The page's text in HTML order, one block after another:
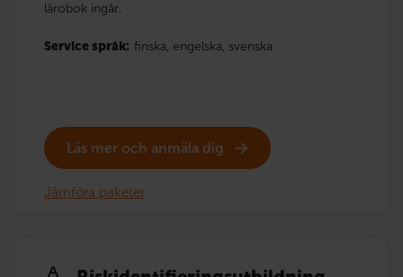
lärobok ingår.
Service språk: finska, engelska, svenska
Läs mer och anmäla dig
Jämföra paketer